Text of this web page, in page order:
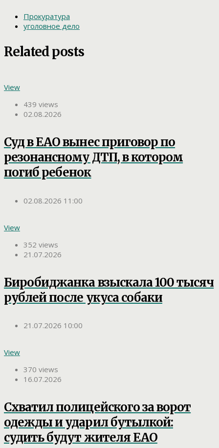
Прокуратура
уголовное дело
Related posts
View
439 views
02.08.2026
Суд в ЕАО вынес приговор по
резонансному ДТП, в котором
погиб ребенок
02.08.2026 11:00
View
352 views
21.07.2026
Биробиджанка взыскала 100 тысяч
рублей после укуса собаки
21.07.2026 10:00
View
370 views
16.07.2026
Схватил полицейского за ворот
одежды и ударил бутылкой:
судить будут жителя ЕАО